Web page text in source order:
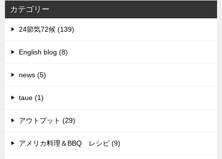
カテゴリー
24節気72候 (139)
English blog (8)
news (5)
taue (1)
アウトプット (29)
アメリカ料理＆BBQ レシピ (9)